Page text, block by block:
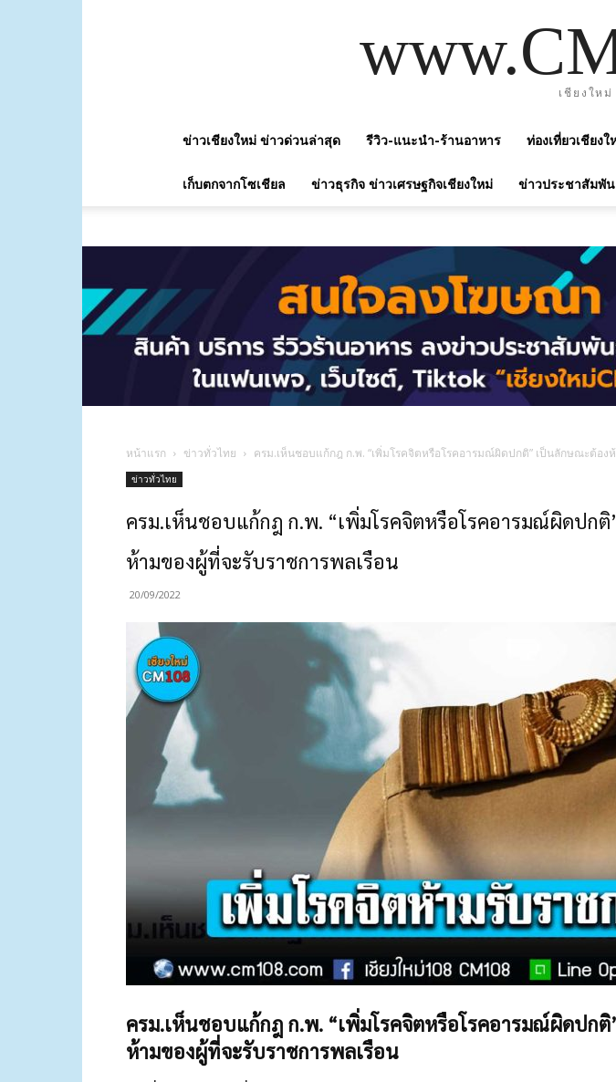
เชียงให
ข่าวเชียงใหม่ ข่าวด่วนล่าสุด รีวิว-แนะนำ-ร้านอาหาร ท่องเที่ยวเชียง
เก็บตกจากโซเชียล ข่าวธุรกิจ ข่าวเศรษฐกิจเชียงใหม่ ข่าวประชาสัมพัน
หน้าแรก ข่าวทั่วไทย ครม.เห็นชอบแก้กฎ ก.พ. “เพิ่มโรคจิตหรือโรคอารมณ์ผิดปกติ” เป็นลักษณะต้อง
ข่าวทั่วไทย
ครม.เห็นชอบแก้กฎ ก.พ. “เพิ่มโรคจิตหรือโรคอารมณ์ผิดปก
ห้ามของผู้ที่จะรับราชการพลเรือน
20/09/2022
ครม.เห็นชอบแก้กฎ ก.พ. “เพิ่มโรคจิตหรือโรคอารมณ์ผิดปก
ห้ามของผู้ที่จะรับราชการพลเรือน